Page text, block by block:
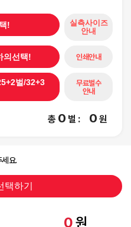
!
실측사이즈
안내
의선택! 인쇄안내
벌/32+3
무료벌수
안내
총 0 벌 : 0원
요.
택하기
0원